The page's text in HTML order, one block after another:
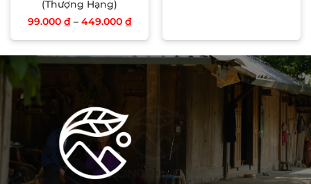
(Thượng Hạng)
99.000 ₫– 449.000 ₫